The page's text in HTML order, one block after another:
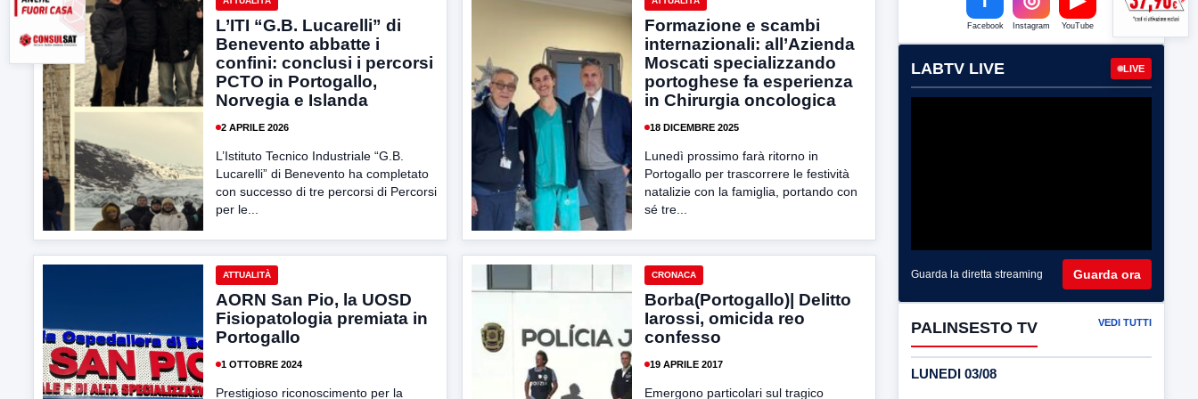
L’ITI “G.B. Lucarelli” di
Benevento abbatte i
confini: conclusi i percorsi
PCTO in Portogallo,
Norvegia e Islanda
2 APRILE 2026
L’Istituto Tecnico Industriale “G.B.
Lucarelli” di Benevento ha completato
con successo di tre percorsi di Percorsi
per le...
Formazione e scambi
internazionali: all’Azienda
Moscati specializzando
portoghese fa esperienza
in Chirurgia oncologica
18 DICEMBRE 2025
Lunedì prossimo farà ritorno in
Portogallo per trascorrere le festività
natalizie con la famiglia, portando con
sé tre...
ATTUALITÀ
AORN San Pio, la UOSD
Fisiopatologia premiata in
Portogallo
1 OTTOBRE 2024
Prestigioso riconoscimento per la
CRONACA
Borba(Portogallo)| Delitto
Iarossi, omicida reo
confesso
19 APRILE 2017
Emergono particolari sul tragico
Facebook Instagram YouTube
LABTV LIVE LIVE
Guarda la diretta streaming Guarda ora
PALINSESTO TV VEDI TUTTI
LUNEDI 03/08